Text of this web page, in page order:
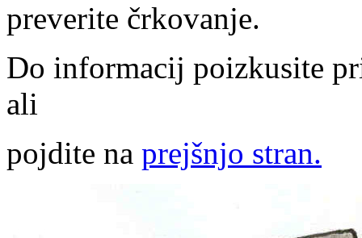
preverite črkovanje.
Do informacij poizkusite
ali
pojdite na prejšnjo stran.